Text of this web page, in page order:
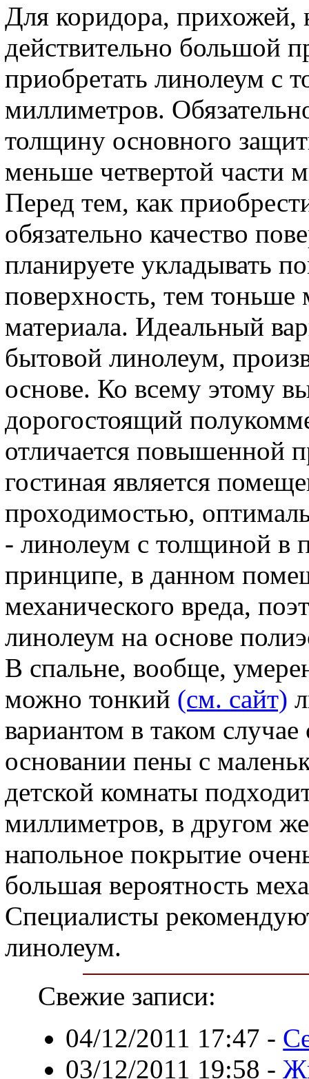
Для коридора,
действительно большой
приобретать линолеум с
миллиметров.
толщину основного
меньше четвертой части
Перед тем, как
обязательно качество
планируете укладывать
поверхность, тем тоньше
материала. Идеальный
бытовой линолеум,
основе. Ко всему этому
дорогостоящий
отличается повышенной
гостиная является
проходимостью,
- линолеум с толщиной в
принципе, в данном
механического вреда,
линолеум на основе
В спальне, вообще,
можно тонкий (см. сайт)
вариантом в таком
основании пены с
детской комнаты
миллиметров, в другом
напольное покрытие
большая вероятность
Специалисты
линолеум.
Свежие записи:
04/12/2011 17:47 -
03/12/2011 19:58 -